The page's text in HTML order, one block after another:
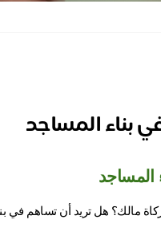
بناء المساجد
المساجد